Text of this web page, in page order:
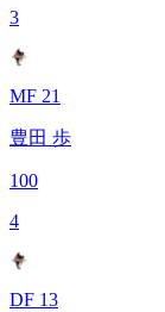
3
MF 21
豊田 歩
100
4
DF 13